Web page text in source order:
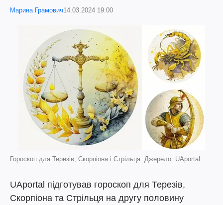
Марина Грамович14.03.2024 19:00
Гороскоп для Терезів, Скорпіона і Стрільця. Джерело: UAportal
UAportal підготував гороскоп для Терезів,
Скорпіона та Стрільця на другу половину